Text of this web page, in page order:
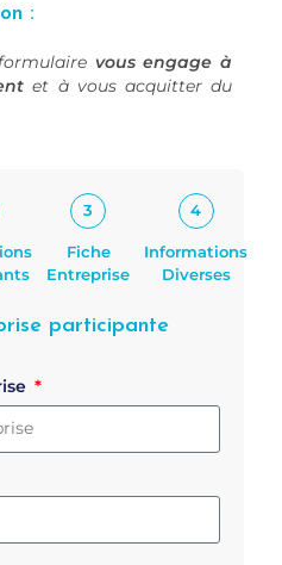
:
vous engage à
et à vous acquitter du
3
Fiche
Entreprise
4
Informations
Diverses
participante